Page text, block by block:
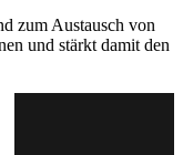
zum Austausch von
und stärkt damit den